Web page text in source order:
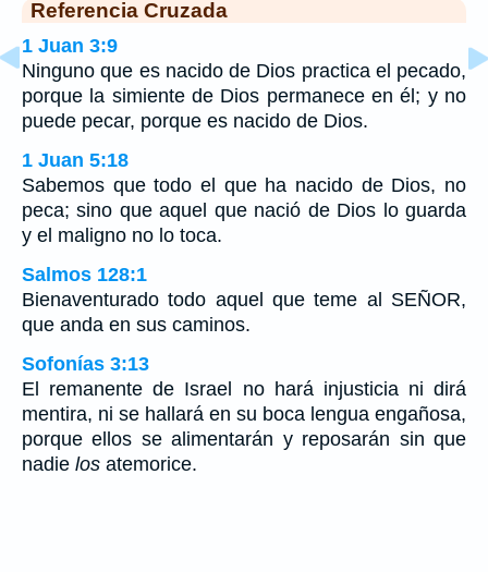
Referencia Cruzada
1 Juan 3:9
Ninguno que es nacido de Dios practica el pecado,
porque la simiente de Dios permanece en él; y no
puede pecar, porque es nacido de Dios.
1 Juan 5:18
Sabemos que todo el que ha nacido de Dios, no
peca; sino que aquel que nació de Dios lo guarda
y el maligno no lo toca.
Salmos 128:1
Bienaventurado todo aquel que teme al SEÑOR,
que anda en sus caminos.
Sofonías 3:13
El remanente de Israel no hará injusticia ni dirá
mentira, ni se hallará en su boca lengua engañosa,
porque ellos se alimentarán y reposarán sin que
nadie los atemorice.